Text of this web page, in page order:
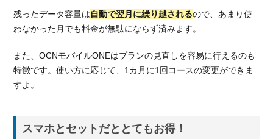
残ったデータ容量は自動で翌月に繰り越されるので、あまり使
わなかった月でも料金が無駄にならず済みます。
また、OCNモバイルONEはプランの見直しを容易に行えるのも
特徴です。使い方に応じて、1カ月に1回コースの変更ができま
すよ。
スマホとセットだととてもお得！